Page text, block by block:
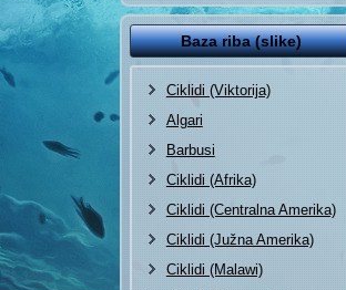
Baza riba (slike)
Ciklidi (Viktorija)
Algari
Barbusi
Ciklidi (Afrika)
Ciklidi (Centralna Amerika)
Ciklidi (Južna Amerika)
Ciklidi (Malawi)